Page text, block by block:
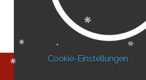
Cookie-Einstellungen